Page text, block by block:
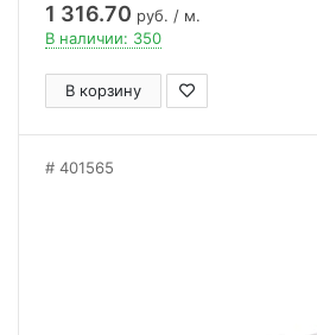
1 316.70 руб. / м.
В наличии: 350
В корзину
401565